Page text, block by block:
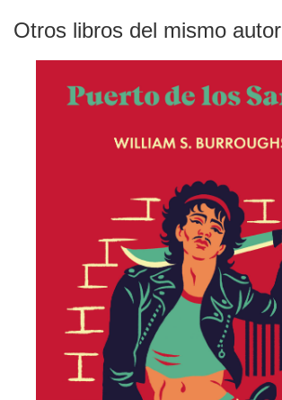
Otros libros del mismo autor